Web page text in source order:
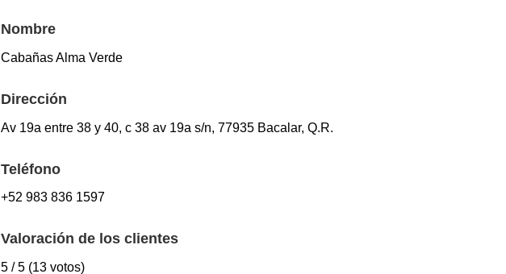
Nombre
Cabañas Alma Verde
Dirección
Av 19a entre 38 y 40, c 38 av 19a s/n, 77935 Bacalar, Q.R.
Teléfono
+52 983 836 1597
Valoración de los clientes
5 / 5 (13 votos)